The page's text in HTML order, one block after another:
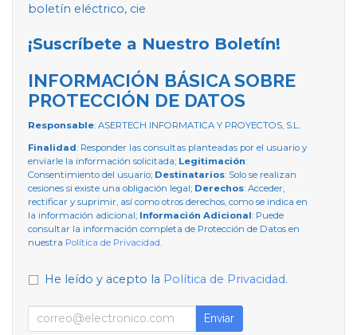
boletín eléctrico, cie
¡Suscríbete a Nuestro Boletín!
INFORMACIÓN BÁSICA SOBRE
PROTECCIÓN DE DATOS
Responsable: ASERTECH INFORMATICA Y PROYECTOS, S.L.
Finalidad: Responder las consultas planteadas por el usuario y
enviarle la información solicitada; Legitimación:
Consentimiento del usuario; Destinatarios: Solo se realizan
cesiones si existe una obligación legal; Derechos: Acceder,
rectificar y suprimir, así como otros derechos, como se indica en
la información adicional; Información Adicional: Puede
consultar la información completa de Protección de Datos en
nuestra Política de Privacidad
He leído y acepto la Política de Privacidad.
Enviar